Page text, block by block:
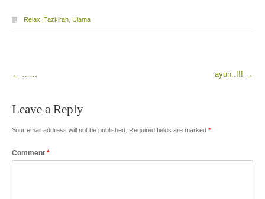
Relax Tazkirah, Ulama
← ayuh..!!! →
Leave a Reply
Your email address will not be published. Required fields are marked *
Comment *